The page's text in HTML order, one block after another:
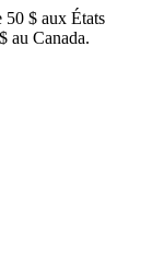
50 $ aux États
au Canada.